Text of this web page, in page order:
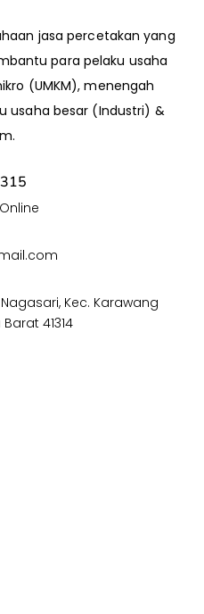
jasa percetakan yang
para pelaku usaha
(UMKM), menengah
usaha besar (Industri) &
Kec. Karawang
41314